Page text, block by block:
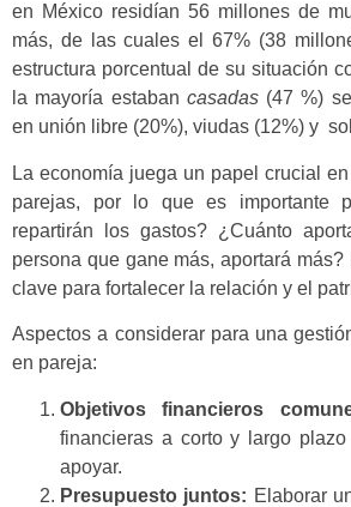
en México residían 56 millones de
más, de las cuales el 67% (38
estructura porcentual de su situación
la mayoría estaban casadas (47 %)
en unión libre (20%), viudas (12%) y
La economía juega un papel crucial
parejas, por lo que es importante
repartirán los gastos? ¿Cuánto
persona que gane más, aportará más?
clave para fortalecer la relación y el
Aspectos a considerar para una
en pareja:
Objetivos financieros
financieras a corto y largo
apoyar.
Presupuesto juntos: Elaborar